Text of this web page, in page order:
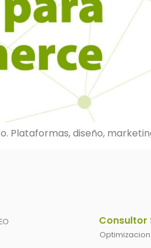
Plataformas, diseño,
Consultor
Optimizacion